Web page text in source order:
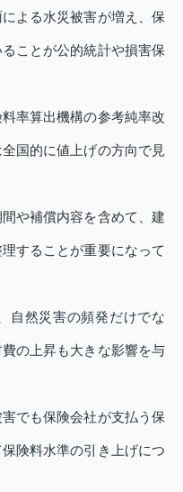
よる水災被害が増え、保
ことが公的統計や損害保
率算出機構の参考純率改
国的に値上げの方向で見
や補償内容を含めて、建
することが重要になって
自然災害の頻発だけでな
の上昇も大きな影響を与
でも保険会社が支払う保
険料水準の引き上げにつ